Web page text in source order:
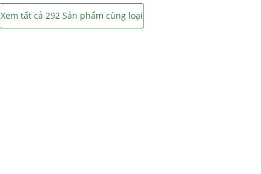
Xem tất cả 292 Sản phẩm cùng loại